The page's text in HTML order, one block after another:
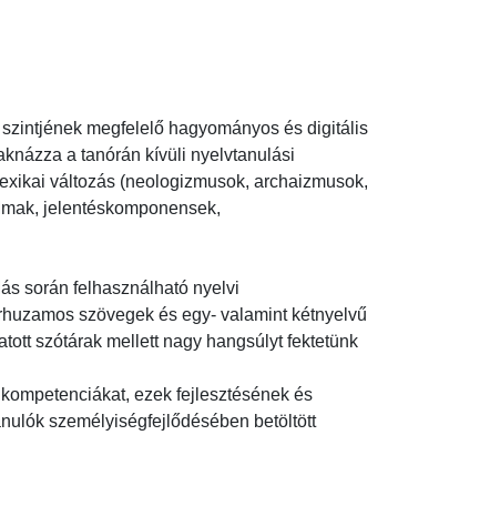
megfelelő hagyományos és digitális
a tanórán kívüli nyelvtanulási
változás (neologizmusok, archaizmusok,
jelentéskomponensek,
során felhasználható nyelvi
szövegek és egy- valamint kétnyelvű
szótárak mellett nagy hangsúlyt fektetünk
ezek fejlesztésének és
személyiségfejlődésében betöltött